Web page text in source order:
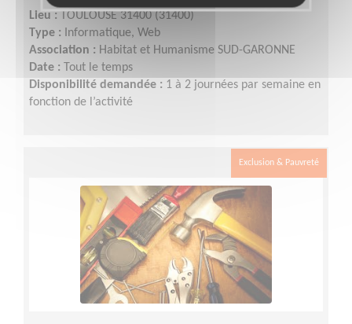
Lieu : TOULOUSE 31400 (31400)
Type : Informatique, Web
Association : Habitat et Humanisme SUD-GARONNE
Date : Tout le temps
Disponibilité demandée : 1 à 2 journées par semaine en
fonction de l’activité
Exclusion & Pauvreté